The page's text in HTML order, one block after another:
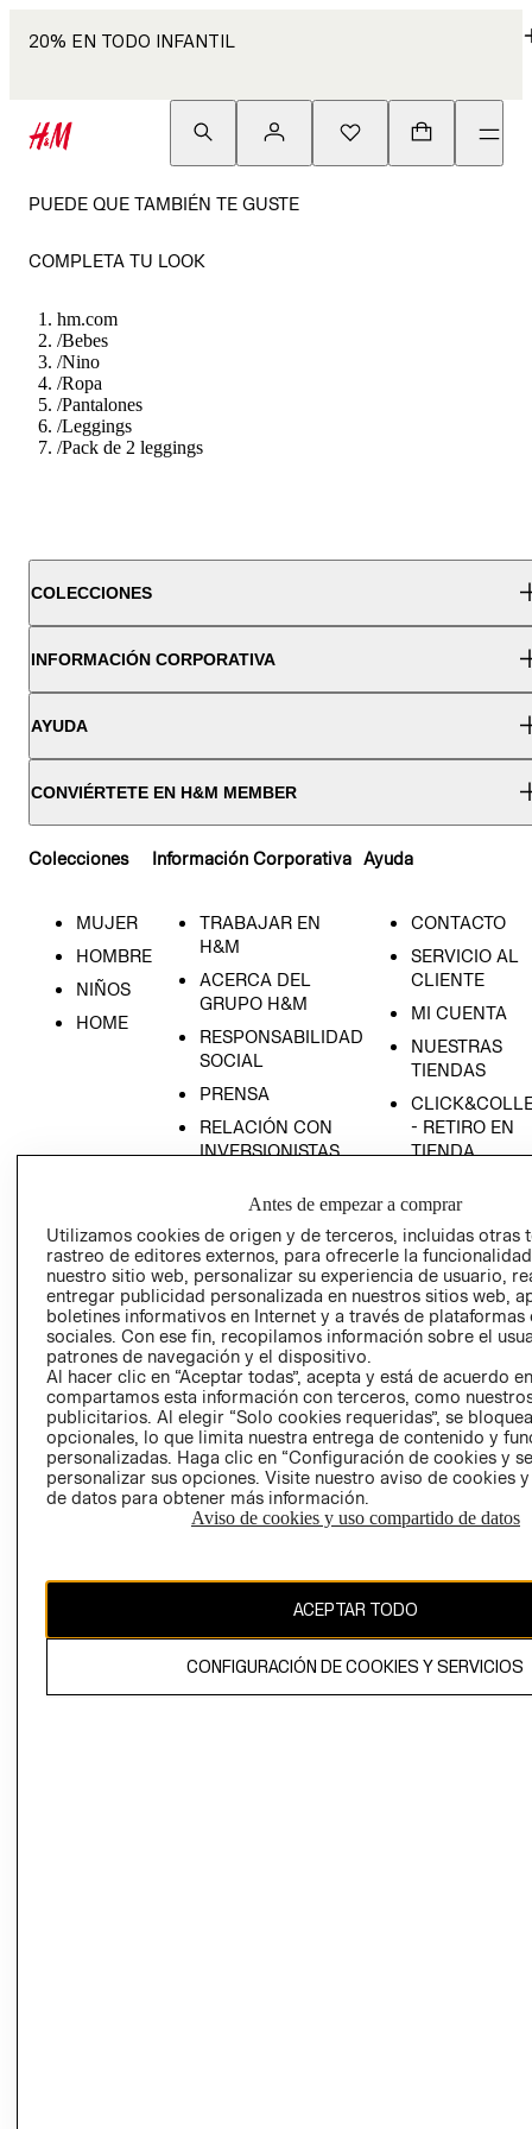
20% EN TODO INFANTIL
PUEDE QUE TAMBIÉN TE GUSTE
COMPLETA TU LOOK
hm.com
/Bebes
/Nino
/Ropa
/Pantalones
/Leggings
/Pack de 2 leggings
COLECCIONES
INFORMACIÓN CORPORATIVA
AYUDA
CONVIÉRTETE EN H&M MEMBER
Colecciones
MUJER
HOMBRE
NIÑOS
HOME
Información Corporativa
TRABAJAR EN
H&M
ACERCA DEL
GRUPO H&M
RESPONSABILIDAD
SOCIAL
PRENSA
RELACIÓN CON
INVERSIONISTAS
EMPRESARIAL
Ayuda
CONTACTO
SERVICIO AL
CLIENTE
MI CUENTA
NUESTRAS
TIENDAS
- RETIRO EN
TIENDA
CONDICIONES
AVISO DE
PRIVACIDAD
GIFT CARD
AVISO DE
El contenido de esta página web está protegido por copyright y es
Antes de empezar a comprar
Utilizamos cookies de origen y de terceros, incluidas otras
rastreo de editores externos, para ofrecerle la
nuestro sitio web, personalizar su experiencia de usuario,
entregar publicidad personalizada en nuestros sitios web,
boletines informativos en Internet y a través de plataformas
sociales. Con ese fin, recopilamos información sobre el
patrones de navegación y el dispositivo.
Al hacer clic en “Aceptar todas”, acepta y está de acuerdo
compartamos esta información con terceros, como
publicitarios. Al elegir “Solo cookies requeridas”, se
opcionales, lo que limita nuestra entrega de contenido y
personalizadas. Haga clic en “Configuración de cookies y
personalizar sus opciones. Visite nuestro aviso de cookies
de datos para obtener más información.
Aviso de cookies y uso compartido de datos
ACEPTAR TODO
CONFIGURACIÓN DE COOKIES Y SERVICIOS